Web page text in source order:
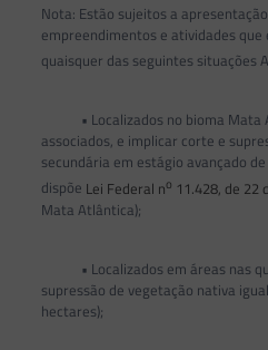
Nota: Estão sujeitos a
empreendimentos e atividades
quaisquer das seguintes situações
• Localizados no bioma Mata
associados, e implicar corte e
secundária em estágio avançado
dispõe Lei Federal no 11.428, de 22
Mata Atlântica);
• Localizados em áreas nas
supressão de vegetação nativa
hectares);